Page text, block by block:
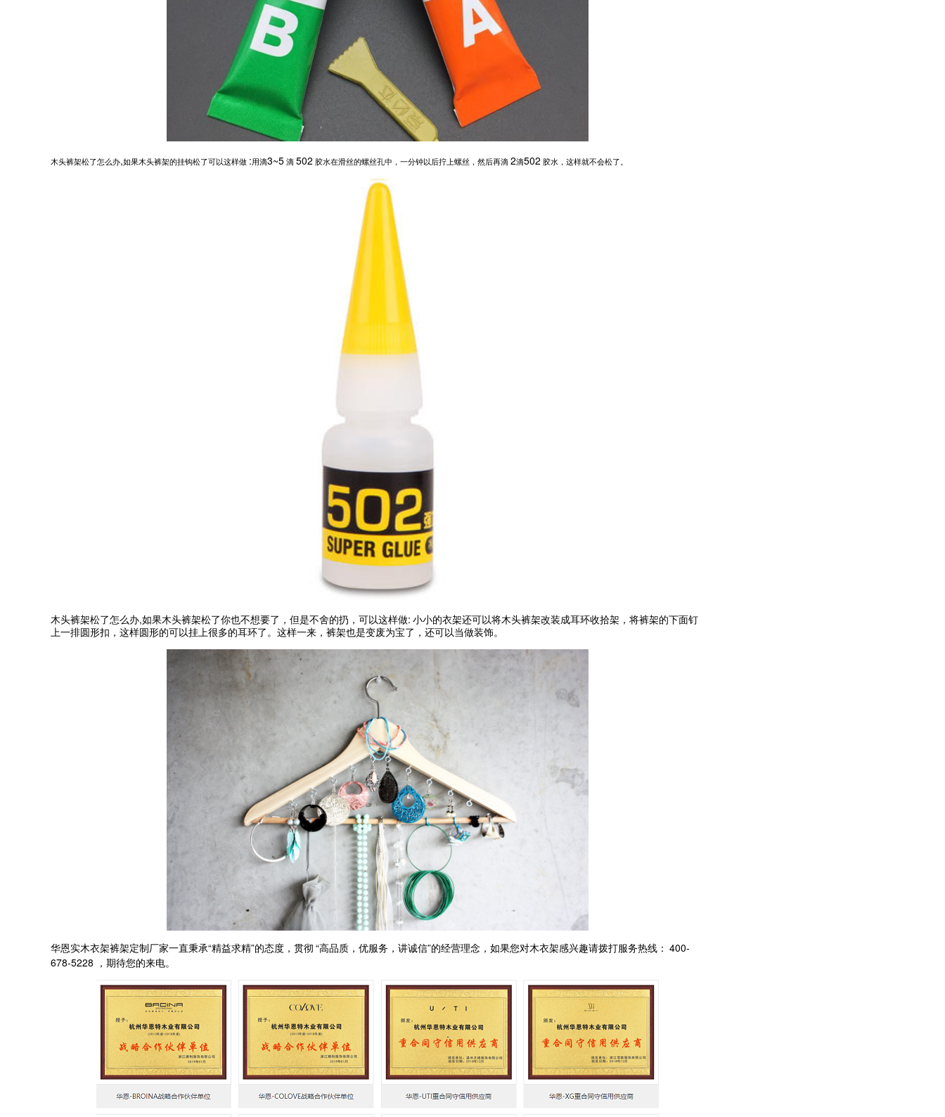
木头裤架松了怎么办,如果木头裤架的挂钩松了可以这样做 :用滴3~5 滴 502 胶水在滑丝的螺丝孔中，一分钟以后拧上螺丝，然后再滴 2滴502 胶水，这样就不会松了。
木头裤架松了怎么办,如果木头裤架松了你也不想要了，但是不舍的扔，可以这样做: 小小的衣架还可以将木头裤架改装成耳环收拾架，将裤架的下面钉
上一排圆形扣，这样圆形的可以挂上很多的耳环了。这样一来，裤架也是变废为宝了，还可以当做装饰。
华恩实木衣架裤架定制厂家一直秉承“精益求精”的态度，贯彻 “高品质，优服务，讲诚信”的经营理念，如果您对木衣架感兴趣请拨打服务热线： 400-
678-5228
，期待您的来电。